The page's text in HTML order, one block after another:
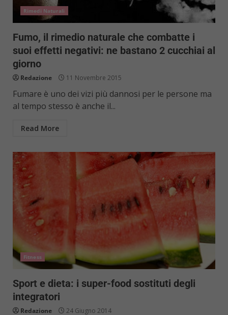
Rimedi Naturali
Fumo, il rimedio naturale che combatte i
suoi effetti negativi: ne bastano 2 cucchiai al
giorno
Redazione 11 Novembre 2015
Fumare è uno dei vizi più dannosi per le persone ma
al tempo stesso è anche il...
Read More
Fitness
Sport e dieta: i super-food sostituti degli
integratori
Redazione 24 Giugno 2014